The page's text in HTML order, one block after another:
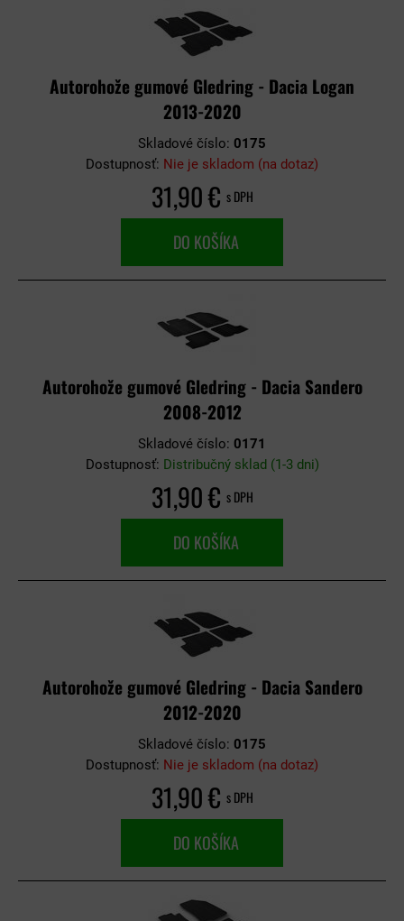
Autorohože gumové Gledring - Dacia Logan
2013-2020
Skladové číslo: 0175
Dostupnosť: Nie je skladom (na dotaz)
31,90 € s DPH
DO KOŠÍKA
Autorohože gumové Gledring - Dacia Sandero
2008-2012
Skladové číslo: 0171
Dostupnosť: Distribučný sklad (1-3 dni)
31,90 € s DPH
DO KOŠÍKA
Autorohože gumové Gledring - Dacia Sandero
2012-2020
Skladové číslo: 0175
Dostupnosť: Nie je skladom (na dotaz)
31,90 € s DPH
DO KOŠÍKA